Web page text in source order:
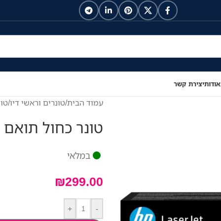
אודותיצירת קשר
עמוד הבית/טונרים וראשי דיו/
טונר כחול תואם 1200 דף HP W2191A
במלאי
₪299.00
-
+